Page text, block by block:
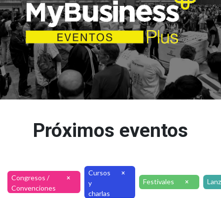
Próximos eventos
Congresos /
Convenciones
×
Cursos
y
charlas
×
Festivales ×